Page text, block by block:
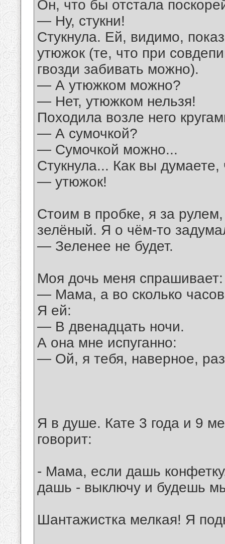
Он, что бы отстала
— Ну, стукни!
Стукнула. Ей, видимо,
утюжок (те, что при
гвозди забивать можно).
— А утюжком можно?
— Нет, утюжком нельзя!
Походила возле него
— А сумочкой?
— Сумочкой можно...
Стукнула... Как вы
— утюжок!
Стоим в пробке, я за
зелёный. Я о чём-то
— Зеленее не будет.
Моя дочь меня спрашивает:
— Мама, а во сколько
Я ей:
— В двенадцать ночи.
А она мне испуганно:
— Ой, я тебя, наверное,
Я в душе. Кате 3 года и 9
говорит:
- Мама, если дашь
дашь - выключу и будешь
Шантажистка мелкая! Я